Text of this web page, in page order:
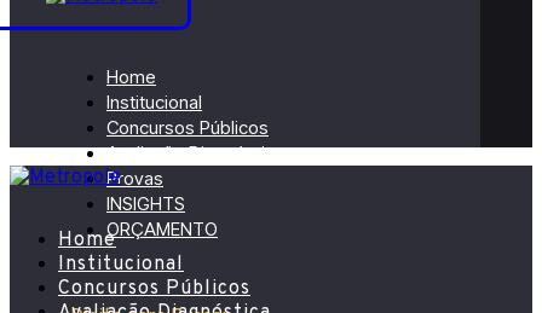
Home
Institucional
Concursos Públicos
Avaliação Diagnóstica
Provas
INSIGHTS
ORÇAMENTO
Home
Institucional
Concursos Públicos